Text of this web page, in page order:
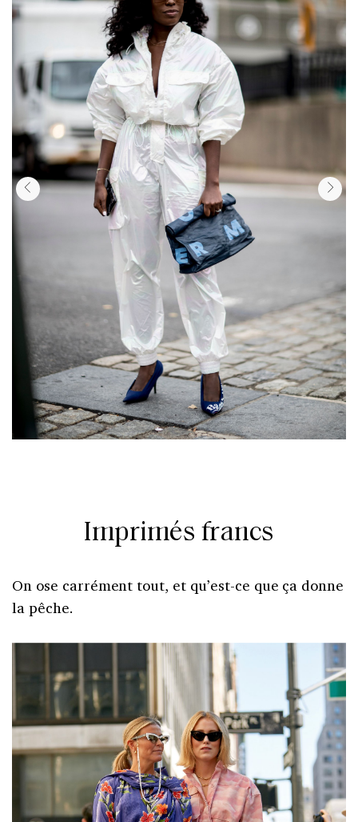
Imprimés francs
On ose carrément tout, et qu’est-ce que ça donne
la pêche.